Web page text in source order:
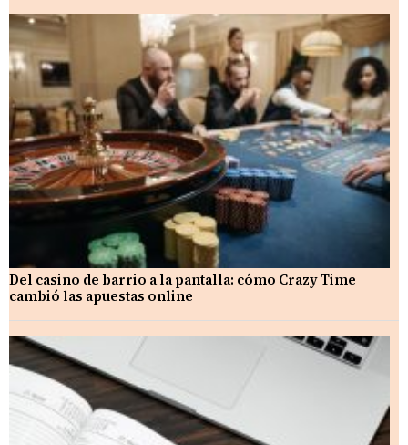
Del casino de barrio a la pantalla: cómo Crazy Time
cambió las apuestas online